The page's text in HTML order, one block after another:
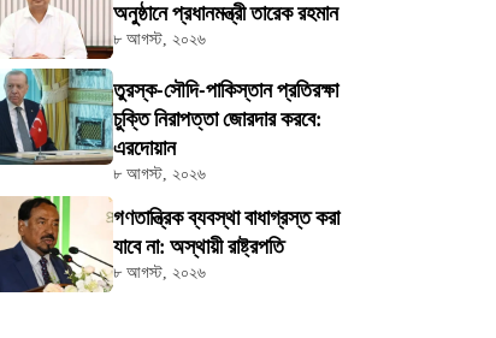
অনুষ্ঠানে প্রধানমন্ত্রী তারেক রহমান
৮ আগস্ট, ২০২৬
তুরস্ক-সৌদি-পাকিস্তান প্রতিরক্ষা
চুক্তি নিরাপত্তা জোরদার করবে:
এরদোয়ান
৮ আগস্ট, ২০২৬
গণতান্ত্রিক ব্যবস্থা বাধাগ্রস্ত করা
যাবে না: অস্থায়ী রাষ্ট্রপতি
৮ আগস্ট, ২০২৬